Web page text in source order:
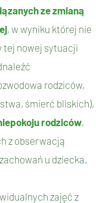
ze zmianą
, w wyniku której nie
tej nowej sytuacji
rodziców,
śmierć bliskich),
rodziców,
z obserwacją
zachowań u dziecka.
zajęć z